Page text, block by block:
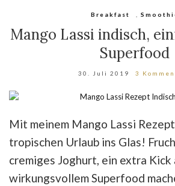
Breakfast
Mango Lassi indisch,
Superfood
30. Juli 2019 3
Mit meinem Mango Lassi
tropischen Urlaub ins Glas!
cremiges Joghurt, ein extra Kick
wirkungsvollem Superfood